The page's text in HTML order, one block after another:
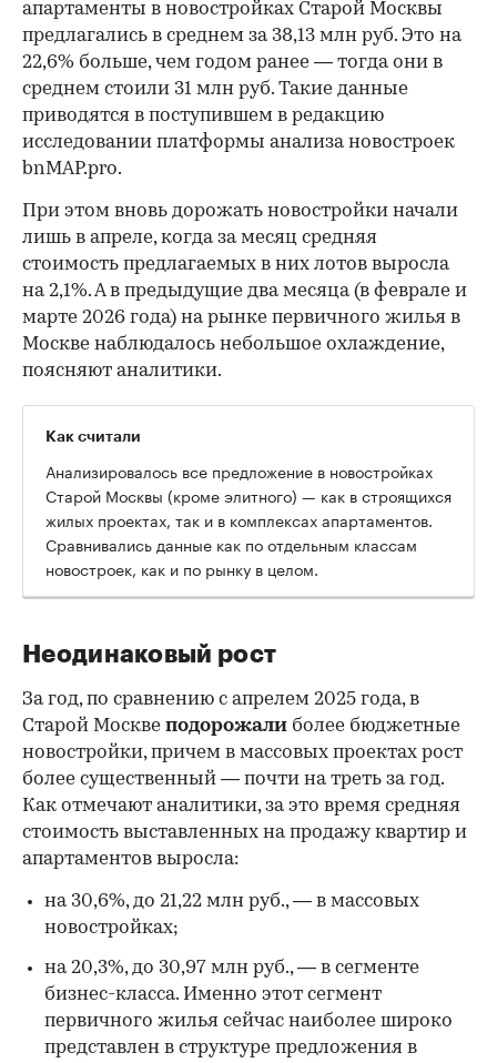
апартаменты в новостройках Старой Москвы
предлагались в среднем за 38,13 млн руб. Это на
22,6% больше, чем годом ранее — тогда они в
среднем стоили 31 млн руб. Такие данные
приводятся в поступившем в редакцию
исследовании платформы анализа новостроек
bnMAP.pro.
При этом вновь дорожать новостройки начали
лишь в апреле, когда за месяц средняя
стоимость предлагаемых в них лотов выросла
на 2,1%. А в предыдущие два месяца (в феврале и
марте 2026 года) на рынке первичного жилья в
Москве наблюдалось небольшое охлаждение,
поясняют аналитики.
Как считали
Анализировалось все предложение в новостройках
Старой Москвы (кроме элитного) — как в строящихся
жилых проектах, так и в комплексах апартаментов.
Сравнивались данные как по отдельным классам
новостроек, как и по рынку в целом.
00:00 / 00:00
Неодинаковый рост
За год, по сравнению с апрелем 2025 года, в
Старой Москве подорожали более бюджетные
новостройки, причем в массовых проектах рост
более существенный — почти на треть за год.
Как отмечают аналитики, за это время средняя
стоимость выставленных на продажу квартир и
апартаментов выросла:
на 30,6%, до 21,22 млн руб., — в массовых
новостройках;
на 20,3%, до 30,97 млн руб., — в сегменте
бизнес-класса. Именно этот сегмент
первичного жилья сейчас наиболее широко
представлен в структуре предложения в